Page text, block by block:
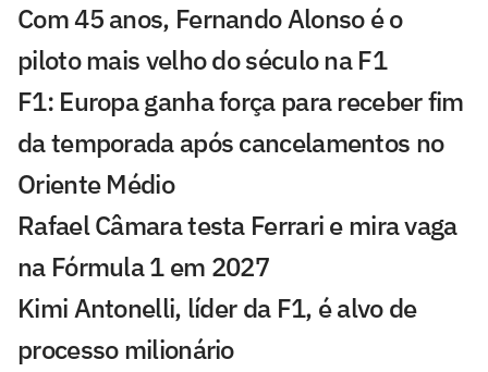
Com 45 anos, Fernando Alonso é o
piloto mais velho do século na F1
F1: Europa ganha força para receber fim
da temporada após cancelamentos no
Oriente Médio
Rafael Câmara testa Ferrari e mira vaga
na Fórmula 1 em 2027
Kimi Antonelli, líder da F1, é alvo de
processo milionário